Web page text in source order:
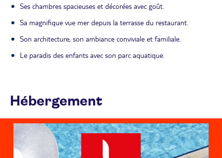
Ses chambres spacieuses et décorées avec goût.
Sa magnifique vue mer depuis la terrasse du restaurant.
Son architecture, son ambiance conviviale et familiale.
Le paradis des enfants avec son parc aquatique.
Hébergement